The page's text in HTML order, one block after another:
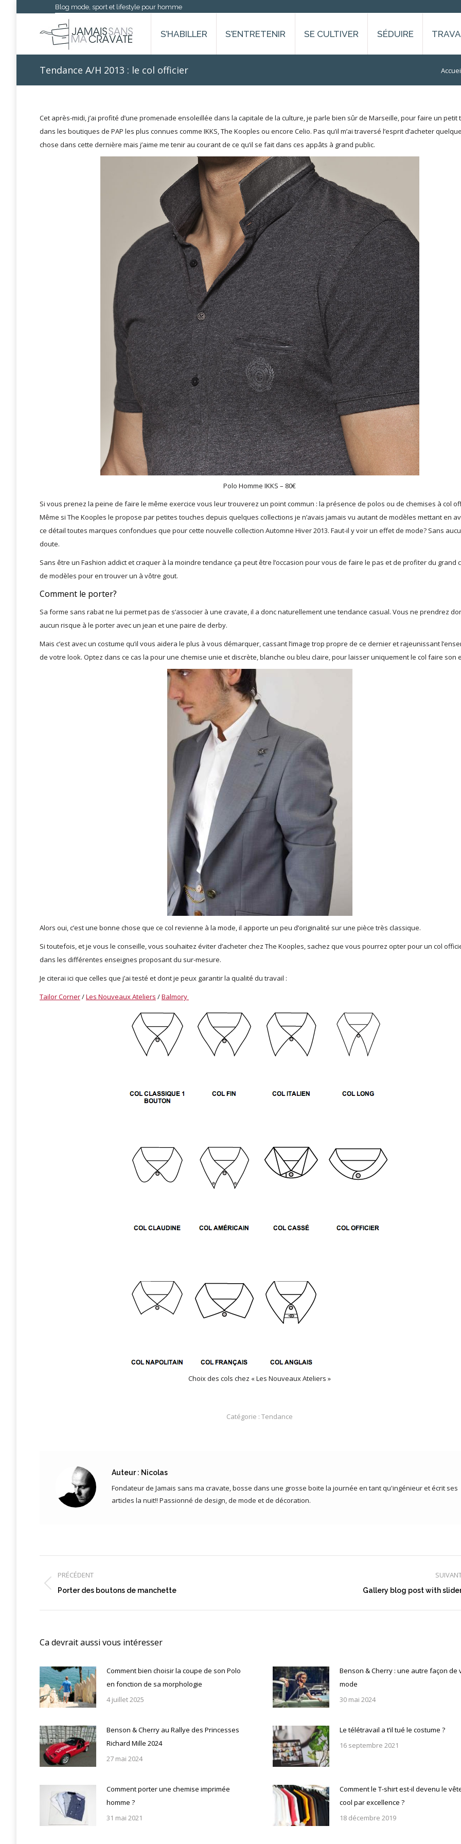
Blog mode, sport et lifestyle pour homme
S’HABILLER S’ENTRETENIR SE CULTIVER SÉDUIRE
Tendance A/H 2013 : le col officier Vous
Cet après-midi, j’ai profité d’une promenade ensoleillée dans la capitale de la culture, je parle bien sûr de Marseille, pour faire un petit
dans les boutiques de PAP les plus connues comme IKKS, The Kooples ou encore Celio. Pas qu’il m’ai traversé l’esprit d’acheter
chose dans cette dernière mais j’aime me tenir au courant de ce qu’il se fait dans ces appâts à grand public.
Polo Homme IKKS – 80€
Si vous prenez la peine de faire le même exercice vous leur trouverez un point commun : la présence de polos ou de chemises à col
Même si The Kooples le propose par petites touches depuis quelques collections je n’avais jamais vu autant de modèles mettant en
ce détail toutes marques confondues que pour cette nouvelle collection Automne Hiver 2013. Faut-il y voir un effet de mode? Sans
doute.
Sans être un Fashion addict et craquer à la moindre tendance ça peut être l’occasion pour vous de faire le pas et de profiter du grand
de modèles pour en trouver un à vôtre gout.
Comment le porter?
Sa forme sans rabat ne lui permet pas de s’associer à une cravate, il a donc naturellement une tendance casual. Vous ne prendrez
aucun risque à le porter avec un jean et une paire de derby.
Mais c’est avec un costume qu’il vous aidera le plus à vous démarquer, cassant l’image trop propre de ce dernier et rajeunissant
de votre look. Optez dans ce cas la pour une chemise unie et discrète, blanche ou bleu claire, pour laisser uniquement le col faire son
Alors oui, c’est une bonne chose que ce col revienne à la mode, il apporte un peu d’originalité sur une pièce très classique.
Si toutefois, et je vous le conseille, vous souhaitez éviter d’acheter chez The Kooples, sachez que vous pourrez opter pour un col
dans les différentes enseignes proposant du sur-mesure.
Je citerai ici que celles que j’ai testé et dont je peux garantir la qualité du travail :
Tailor Corner/Les Nouveaux Ateliers /Balmory
Choix des cols chez « Les Nouveaux Ateliers »
Catégorie :Tendance
Auteur : Nicolas
Fondateur de Jamais sans ma cravate, bosse dans une grosse boite la journée en tant qu'ingénieur et écrit ses
articles la nuit!! Passionné de design, de mode et de décoration.
articlePRÉCÉDENT
Article
Porter des boutons de manchette Gallery blog post with
Ca devrait aussi vous intéresser
Comment bien choisir la coupe de son Polo
en fonction de sa morphologie
4 juillet 2025
Benson & Cherry : une autre façon de
mode
30 mai 2024
Benson & Cherry au Rallye des Princesses
Richard Mille 2024
27 mai 2024
Le télétravail a t’il tué le costume ?
16 septembre 2021
Comment porter une chemise imprimée
homme ?
31 mai 2021
Comment le T-shirt est-il devenu le
cool par excellence ?
18 décembre 2019